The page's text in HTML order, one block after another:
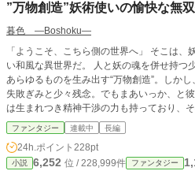
”万物創造”妖術使いの愉快な無
暮色 ―Boshoku―
「ようこそ、こちら側の世界へ」 そこは
い和風な異世界だ。 人と妖の魂を併せ持つ少年・夕柊(ゆうひ)の得意な妖術は、
あらゆるものを生み出す“万物創造”。しか
失敗ぎみと少々残念。でもまあいっか、と
は生まれつき精神干渉の力も持っており、
狙われていた。だがこれもお得意の妖術で
り。 そんな彼は現在、裏の世界『空蝉』に
治人を目指す生徒たちにアドバイス中だと
乱を巻き起こす問題児だけど、実は誰より
ファンタジー 連載中 長編
24h.ポイント 228pt
小説 6,252 位 / 228,999件 ファンタジー